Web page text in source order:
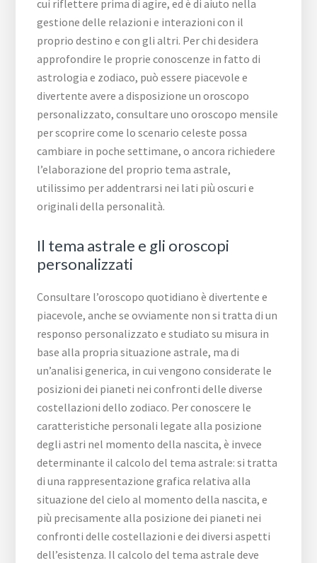
cui riflettere prima di agire, ed è di aiuto nella
gestione delle relazioni e interazioni con il
proprio destino e con gli altri. Per chi desidera
approfondire le proprie conoscenze in fatto di
astrologia e zodiaco, può essere piacevole e
divertente avere a disposizione un oroscopo
personalizzato, consultare uno oroscopo mensile
per scoprire come lo scenario celeste possa
cambiare in poche settimane, o ancora richiedere
l’elaborazione del proprio tema astrale,
utilissimo per addentrarsi nei lati più oscuri e
originali della personalità.
Il tema astrale e gli oroscopi
personalizzati
Consultare l’oroscopo quotidiano è divertente e
piacevole, anche se ovviamente non si tratta di un
responso personalizzato e studiato su misura in
base alla propria situazione astrale, ma di
un’analisi generica, in cui vengono considerate le
posizioni dei pianeti nei confronti delle diverse
costellazioni dello zodiaco. Per conoscere le
caratteristiche personali legate alla posizione
degli astri nel momento della nascita, è invece
determinante il calcolo del tema astrale: si tratta
di una rappresentazione grafica relativa alla
situazione del cielo al momento della nascita, e
più precisamente alla posizione dei pianeti nei
confronti delle costellazioni e dei diversi aspetti
dell’esistenza. Il calcolo del tema astrale deve